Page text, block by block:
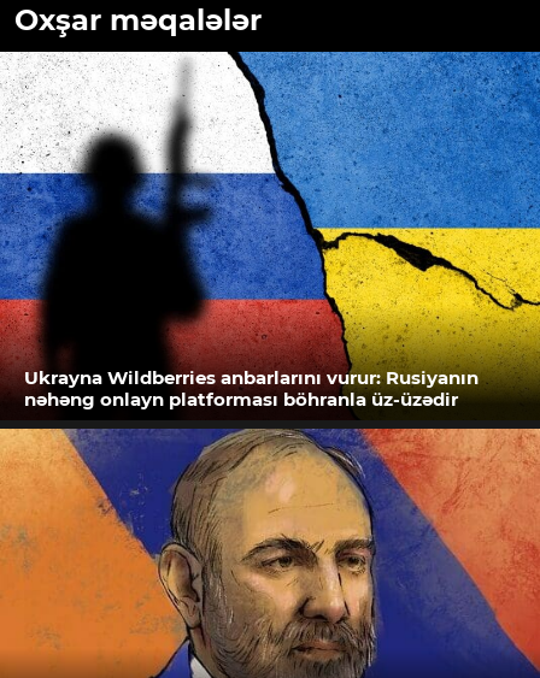
Oxşar məqalələr
Ukrayna Wildberries anbarlarını vurur: Rusiyanın
nəhəng onlayn platforması böhranla üz-üzədir